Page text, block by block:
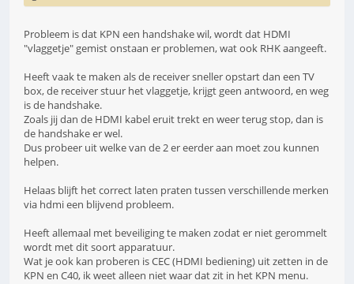
Probleem is dat KPN een handshake wil, wordt dat HDMI
"vlaggetje" gemist onstaan er problemen, wat ook RHK aangeeft.
Heeft vaak te maken als de receiver sneller opstart dan een TV
box, de receiver stuur het vlaggetje, krijgt geen antwoord, en weg
is de handshake.
Zoals jij dan de HDMI kabel eruit trekt en weer terug stop, dan is
de handshake er wel.
Dus probeer uit welke van de 2 er eerder aan moet zou kunnen
helpen.
Helaas blijft het correct laten praten tussen verschillende merken
via hdmi een blijvend probleem.
Heeft allemaal met beveiliging te maken zodat er niet gerommelt
wordt met dit soort apparatuur.
Wat je ook kan proberen is CEC (HDMI bediening) uit zetten in de
KPN en C40, ik weet alleen niet waar dat zit in het KPN menu.